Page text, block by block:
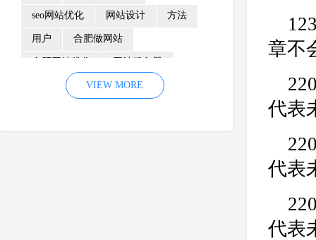
seo网站优化 网站设计 方法
用户 合肥做网站
优化 网站降权
企业网站建设 效果 页面
VIEW MORE
章不
代表
代表
代表